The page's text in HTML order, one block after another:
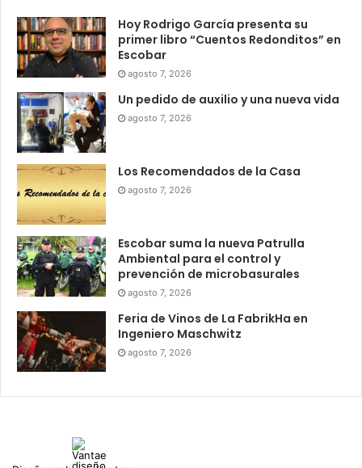
Hoy Rodrigo García presenta su
primer libro “Cuentos Redonditos” en
Escobar
agosto 7, 2026
Un pedido de auxilio y una nueva vida
agosto 7, 2026
Los Recomendados de la Casa
agosto 7, 2026
Escobar suma la nueva Patrulla
Ambiental para el control y
prevención de microbasurales
agosto 7, 2026
Feria de Vinos de La FabrikHa en
Ingeniero Maschwitz
agosto 7, 2026